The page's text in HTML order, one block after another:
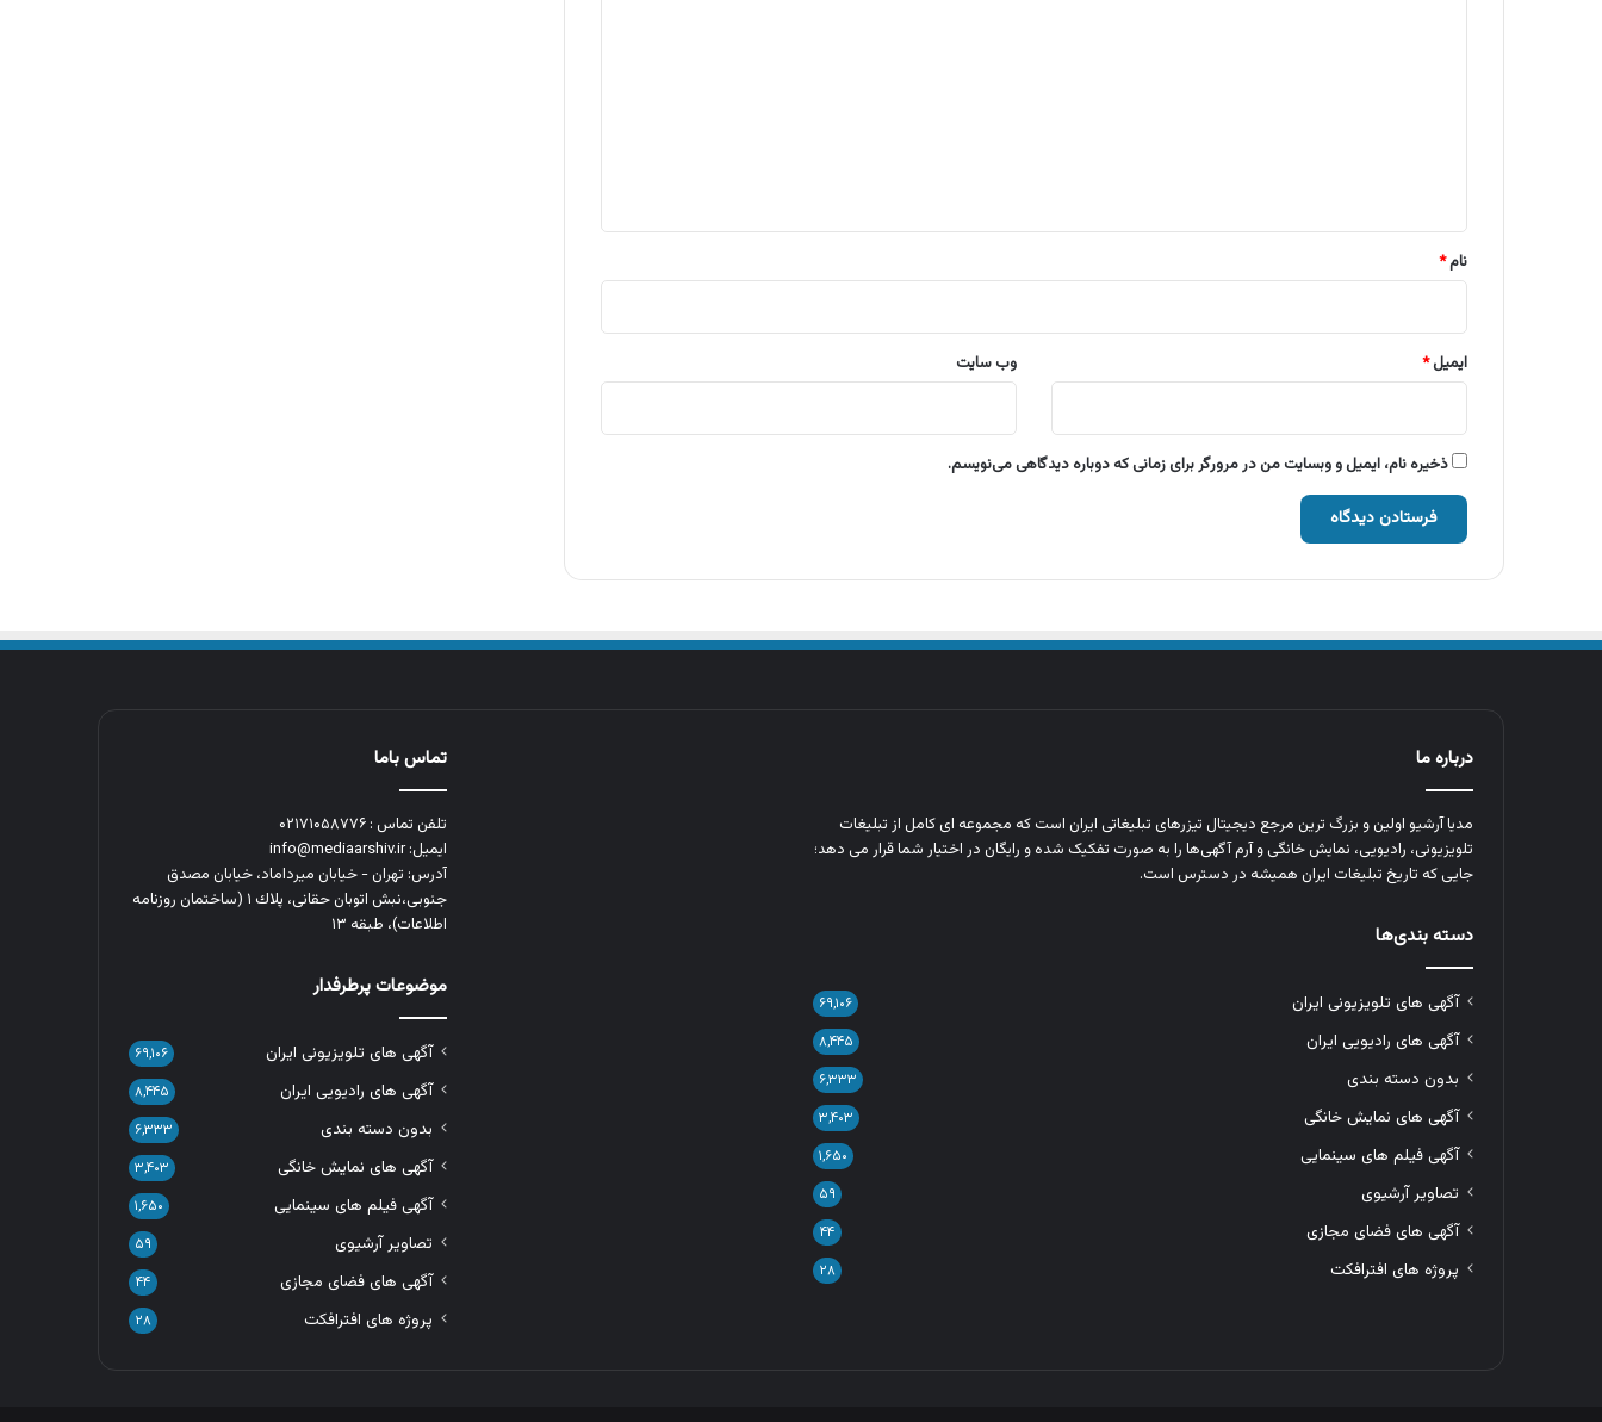
نام*
ایمیل* وب‌ سایت
ذخیره نام، ایمیل و وبسایت من در مرورگر برای زمانی که دوباره دیدگاهی می‌نویسم.
درباره ما
مدیا آرشیو اولین و بزرگ‌ ترین مرجع دیجیتال تیزرهای تبلیغاتی ایران است که مجموعه‌ ای کامل از تبلیغات
تلویزیونی، رادیویی، نمایش خانگی و آرم‌ آگهی‌ها را به‌ صورت تفکیک‌ شده و رایگان در اختیار شما قرار می‌ دهد؛
جایی که تاریخ تبلیغات ایران همیشه در دسترس است.
دسته بندی‌ها
آگهی های تلویزیونی ایران ۶۹,۱۰۶
آگهی های رادیویی ایران ۸,۴۴۵
بدون دسته بندی ۶,۳۳۳
آگهی های نمایش خانگی ۳,۴۰۳
آگهی فیلم های سینمایی ۱,۶۵۰
تصاویر آرشیوی ۵۹
آگهی های فضای مجازی ۴۴
پروژه های افترافکت ۲۸
تماس باما
تلفن تماس : ۰۲۱۷۱۰۵۸۷۷۶
ایمیل: info@mediaarshiv.ir
آدرس: تهران - خیابان میرداماد، خیابان مصدق
جنوبی،نبش اتوبان حقانی، پلاك ١ (ساختمان روزنامه
اطلاعات)، طبقه ۱۳
موضوعات پرطرفدار
آگهی های تلویزیونی ایران ۶۹,۱۰۶
آگهی های رادیویی ایران ۸,۴۴۵
بدون دسته بندی ۶,۳۳۳
آگهی های نمایش خانگی ۳,۴۰۳
آگهی فیلم های سینمایی ۱,۶۵۰
تصاویر آرشیوی ۵۹
آگهی های فضای مجازی ۴۴
پروژه های افترافکت ۲۸